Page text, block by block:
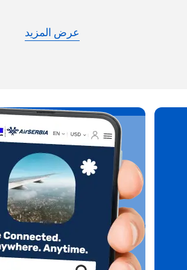
عرض المزيد
Español
简体中文
KRW - وون كوريا الجنوبية
TWD - دولار تايواني جديد
EUR - يورو